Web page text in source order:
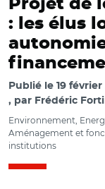
Projet de
: les élus
Publié le 19 février
par Frédéric
Environnement,
Aménagement et
institutions